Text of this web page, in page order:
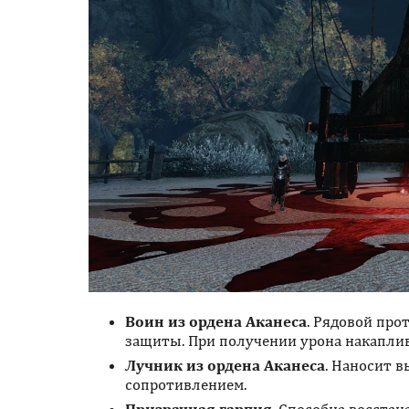
Воин из ордена Аканеса. Рядовой
защиты. При получении урона
Лучник из ордена Аканеса. Наносит
сопротивлением.